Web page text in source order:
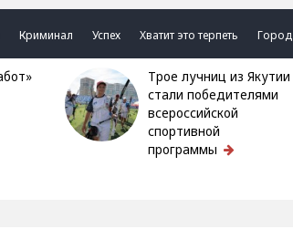
Криминал Успех Хватит это терпеть Город
Трое лучниц из Якутии
стали победителями
всероссийской
спортивной
программы